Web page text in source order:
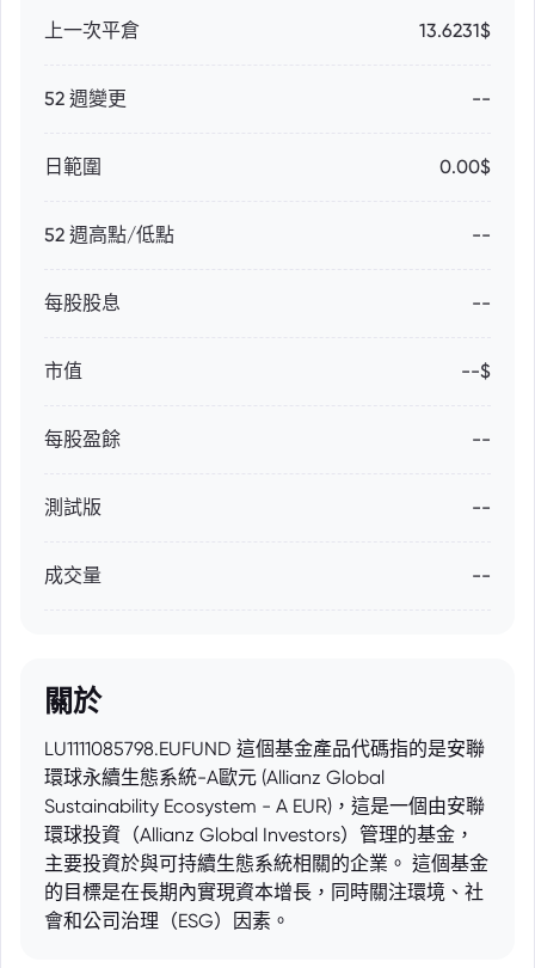
上一次平倉 13.6231$
52 週變更 --
日範圍 0.00$
52 週高點/低點 --
每股股息 --
市值 --$
每股盈餘 --
測試版 --
成交量 --
關於
LU1111085798.EUFUND 這個基金產品代碼指的是安聯
環球永續生態系統-A歐元 (Allianz Global
Sustainability Ecosystem - A EUR)，這是一個由安聯
環球投資（Allianz Global Investors）管理的基金，
主要投資於與可持續生態系統相關的企業。 這個基金
的目標是在長期內實現資本增長，同時關注環境、社
會和公司治理（ESG）因素。